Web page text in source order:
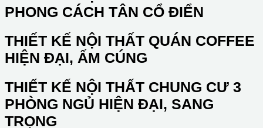
PHONG CÁCH TÂN CỔ ĐIỂN
THIẾT KẾ NỘI THẤT QUÁN COFFEE
HIỆN ĐẠI, ẤM CÚNG
THIẾT KẾ NỘI THẤT CHUNG CƯ 3
PHÒNG NGỦ HIỆN ĐẠI, SANG
TRỌNG